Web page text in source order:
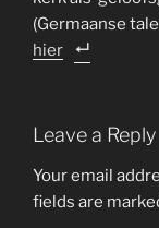
(Germaanse
hier
Leave a Reply
Your email
fields are